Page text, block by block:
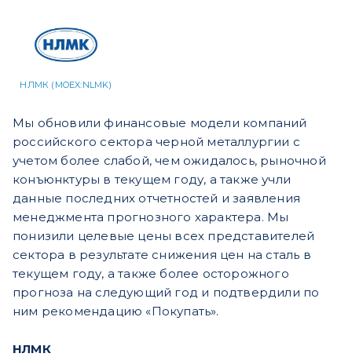
НЛМК (MOEX:NLMK)
Мы обновили финансовые модели компаний
российского сектора черной металлургии c
учетом более слабой, чем ожидалось, рыночной
конъюнктуры в текущем году, а также учли
данные последних отчетностей и заявления
менеджмента прогнозного характера. Мы
понизили целевые цены всех представителей
сектора в результате снижения цен на сталь в
текущем году, а также более осторожного
прогноза на следующий год и подтвердили по
ним рекомендацию «Покупать».
НЛМК